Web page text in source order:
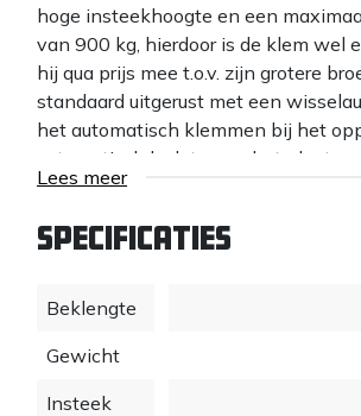
hoge insteekhoogte en een
van 900 kg, hierdoor is de klem wel
hij qua prijs mee t.o.v. zijn grotere
standaard uitgerust met een
het automatisch klemmen bij het
automatisch loslaten na het
hijspunt voor ketting of strop.
Specificaties:
- Eigen gewicht: 55 kg
- Grijp- / klembereik: 50-520 mm
- Draagkracht: 900 kg
Lees meer
Specificaties
Beklengte
Gewicht
Insteek